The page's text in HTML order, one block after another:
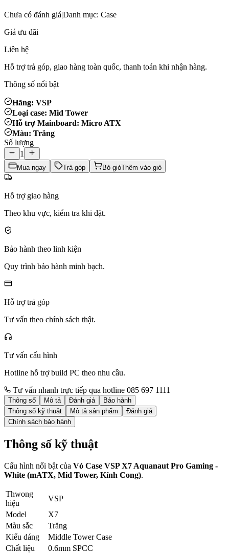
Chưa có đánh giá|Danh mục: Case
Giá ưu đãi
Liên hệ
Hỗ trợ trả góp, giao hàng toàn quốc, thanh toán khi nhận hàng.
Thông số nổi bật
Hãng: VSP
Loại case: Mid Tower
Hỗ trợ Mainboard: Micro ATX
Màu: Trắng
Số lượng
1
Mua ngay Trả góp Bỏ giỏThêm vào giỏ
Hỗ trợ giao hàng
Theo khu vực, kiểm tra khi đặt.
Bảo hành theo linh kiện
Quy trình bảo hành minh bạch.
Hỗ trợ trả góp
Tư vấn theo chính sách thật.
Tư vấn cấu hình
Hotline hỗ trợ build PC theo nhu cầu.
Tư vấn nhanh trực tiếp qua hotline 085 697 1111
Thông số Mô tả Đánh giá
Bảo hành
Thông số kỹ thuật
Mô tả sản phẩm
Đánh giá
Chính sách bảo hành
Thông số kỹ thuật
Cấu hình nổi bật của Vỏ Case VSP X7 Aquanaut Pro Gaming -
White (mATX, Mid Tower, Kính Cong).
Thwong
hiệu
VSP
Model
X7
Màu sắc
Trắng
Kiểu dáng
Middle Tower Case
Chất liệu
0.6mm SPCC